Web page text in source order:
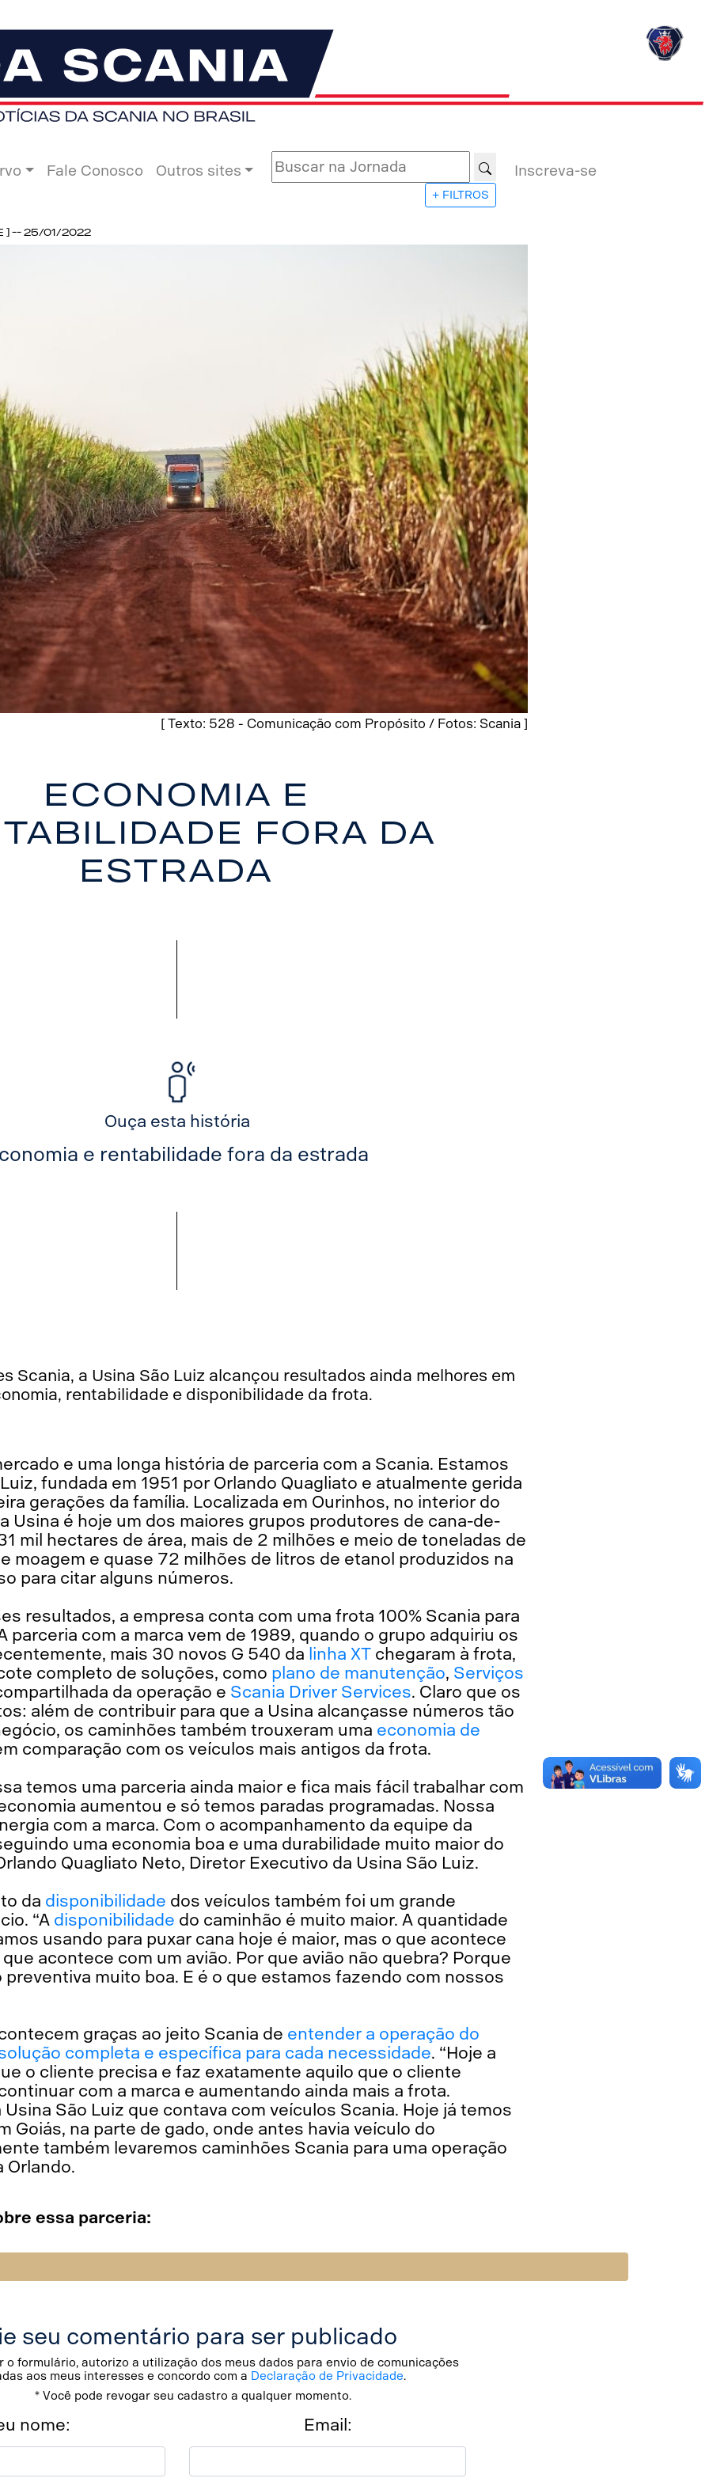
Fale Conosco Outros sites
+ FILTROS
Inscreva-se
25/01/2022
[ Texto: 528 - Comunicação com Propósito / Fotos: Scania ]
Economia e
fora da
estrada
Ouça esta história
e rentabilidade fora da estrada
Scania, a Usina São Luiz alcançou resultados ainda melhores em
rentabilidade e disponibilidade da frota.
e uma longa história de parceria com a Scania. Estamos
fundada em 1951 por Orlando Quagliato e atualmente gerida
gerações da família. Localizada em Ourinhos, no interior do
Usina é hoje um dos maiores grupos produtores de cana-de-
mil hectares de área, mais de 2 milhões e meio de toneladas de
moagem e quase 72 milhões de litros de etanol produzidos na
para citar alguns números.
resultados, a empresa conta com uma frota 100% Scania para
parceria com a marca vem de 1989, quando o grupo adquiriu os
mais 30 novos G 540 da linha XT chegaram à frota,
completo de soluções, como plano de manutenção, Serviços
da operação e Scania Driver Services. Claro que os
além de contribuir para que a Usina alcançasse números tão
os caminhões também trouxeram uma economia de
comparação com os veículos mais antigos da frota.
temos uma parceria ainda maior e fica mais fácil trabalhar com
aumentou e só temos paradas programadas. Nossa
com a marca. Com o acompanhamento da equipe da
uma economia boa e uma durabilidade muito maior do
Quagliato Neto, Diretor Executivo da Usina São Luiz.
da disponibilidade dos veículos também foi um grande
“A disponibilidade do caminhão é muito maior. A quantidade
usando para puxar cana hoje é maior, mas o que acontece
acontece com um avião. Por que avião não quebra? Porque
muito boa. E é o que estamos fazendo com nossos
graças ao jeito Scania de entender a operação do
completa e específica para cada necessidade. “Hoje a
o cliente precisa e faz exatamente aquilo que o cliente
com a marca e aumentando ainda mais a frota.
São Luiz que contava com veículos Scania. Hoje já temos
Goiás, na parte de gado, onde antes havia veículo do
também levaremos caminhões Scania para uma operação
Orlando.
essa parceria:
seu comentário para ser publicado
o formulário, autorizo a utilização dos meus dados para envio de comunicações
aos meus interesses e concordo com a Declaração de Privacidade.
* Você pode revogar seu cadastro a qualquer momento.
nome: Email: